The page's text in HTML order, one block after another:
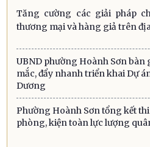
Tăng cường các giải pháp
thương mại và hàng giả trên
UBND phường Hoành Sơn bàn
mắc, đẩy nhanh triển khai Dự
Dương
Phường Hoành Sơn tổng kết
phòng, kiện toàn lực lượng